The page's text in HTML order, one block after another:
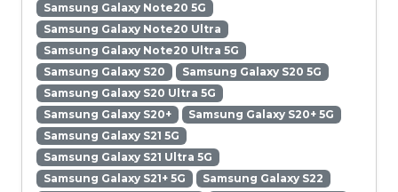
Samsung Galaxy Note20 5G
Samsung Galaxy Note20 Ultra
Samsung Galaxy Note20 Ultra 5G
Samsung Galaxy S20
Samsung Galaxy S20 5G
Samsung Galaxy S20 Ultra 5G
Samsung Galaxy S20+
Samsung Galaxy S20+ 5G
Samsung Galaxy S21 5G
Samsung Galaxy S21 Ultra 5G
Samsung Galaxy S21+ 5G
Samsung Galaxy S22